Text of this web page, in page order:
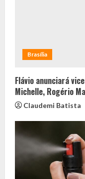
Brasília
Flávio anunciará
Michelle, Rogério
Claudemi Batista